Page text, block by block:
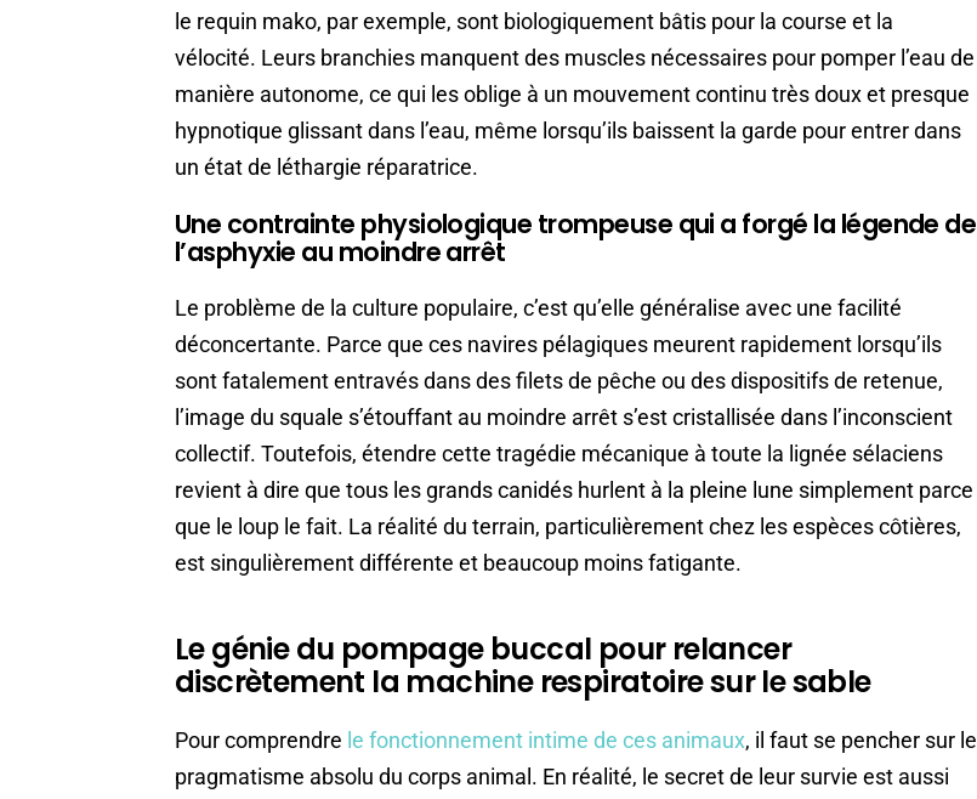
le requin mako, par exemple, sont biologiquement bâtis pour la course et la
vélocité. Leurs branchies manquent des muscles nécessaires pour pomper l’eau de
manière autonome, ce qui les oblige à un mouvement continu très doux et presque
hypnotique glissant dans l’eau, même lorsqu’ils baissent la garde pour entrer dans
un état de léthargie réparatrice.
Une contrainte physiologique trompeuse qui a forgé la légende de
l’asphyxie au moindre arrêt
Le problème de la culture populaire, c’est qu’elle généralise avec une facilité
déconcertante. Parce que ces navires pélagiques meurent rapidement lorsqu’ils
sont fatalement entravés dans des filets de pêche ou des dispositifs de retenue,
l’image du squale s’étouffant au moindre arrêt s’est cristallisée dans l’inconscient
collectif. Toutefois, étendre cette tragédie mécanique à toute la lignée sélaciens
revient à dire que tous les grands canidés hurlent à la pleine lune simplement parce
que le loup le fait. La réalité du terrain, particulièrement chez les espèces côtières,
est singulièrement différente et beaucoup moins fatigante.
Le génie du pompage buccal pour relancer
discrètement la machine respiratoire sur le sable
Pour comprendre le fonctionnement intime de ces animaux, il faut se pencher sur le
pragmatisme absolu du corps animal. En réalité, le secret de leur survie est aussi